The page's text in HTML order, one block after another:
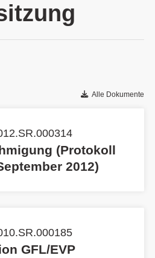
Alle Dokumente
(Protokoll
2012)
GFL/EVP